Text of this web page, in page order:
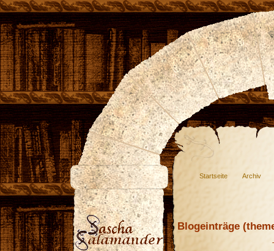
Startseite Archiv
Blogeinträge